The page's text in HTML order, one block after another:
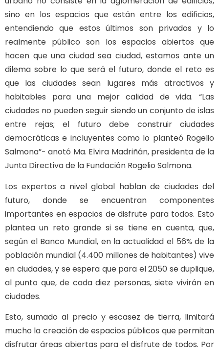
sino en los espacios que están entre los edificios,
entendiendo que estos últimos son privados y lo
realmente público son los espacios abiertos que
hacen que una ciudad sea ciudad, estamos ante un
dilema sobre lo que será el futuro, donde el reto es
que las ciudades sean lugares más atractivos y
habitables para una mejor calidad de vida. “Las
ciudades no pueden seguir siendo un conjunto de islas
entre rejas; el futuro debe construir ciudades
democráticas e incluyentes como lo planteó Rogelio
Salmona”- anotó Ma. Elvira Madriñán, presidenta de la
Junta Directiva de la Fundación Rogelio Salmona.
Los expertos a nivel global hablan de ciudades del
futuro, donde se encuentran componentes
importantes en espacios de disfrute para todos. Esto
plantea un reto grande si se tiene en cuenta, que,
según el Banco Mundial, en la actualidad el 56% de la
población mundial (4.400 millones de habitantes) vive
en ciudades, y se espera que para el 2050 se duplique,
al punto que, de cada diez personas, siete vivirán en
ciudades.
Esto, sumado al precio y escasez de tierra, limitará
mucho la creación de espacios públicos que permitan
disfrutar áreas abiertas para el disfrute de todos. Por